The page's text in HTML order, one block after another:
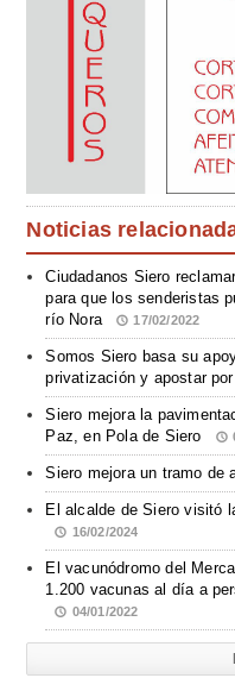
Noticias
Ciudadanos Siero
para que los senderistas
río Nora
17/02/2022
Somos Siero basa su
privatización y apostar
Siero mejora la
Paz, en Pola de Siero
Siero mejora un tramo de
El alcalde de Siero visitó
16/02/2024
El vacunódromo del
1.200 vacunas al día a
04/01/2022